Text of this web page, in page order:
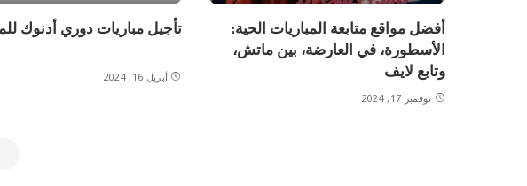
أفضل مواقع متابعة المباريات الحية:
الأسطورة، في العارضة، بين ماتش،
وتابع لايف
نوفمبر 17, 2024
تأجيل مباريات دوري أدنوك
أبريل 16, 2024